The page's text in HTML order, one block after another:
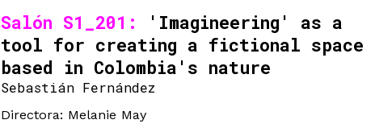
Salón S1_201:
'Imagineering' as a
tool for creating a fictional space
based in Colombia's nature
Sebastián Fernández
Directora: Melanie May